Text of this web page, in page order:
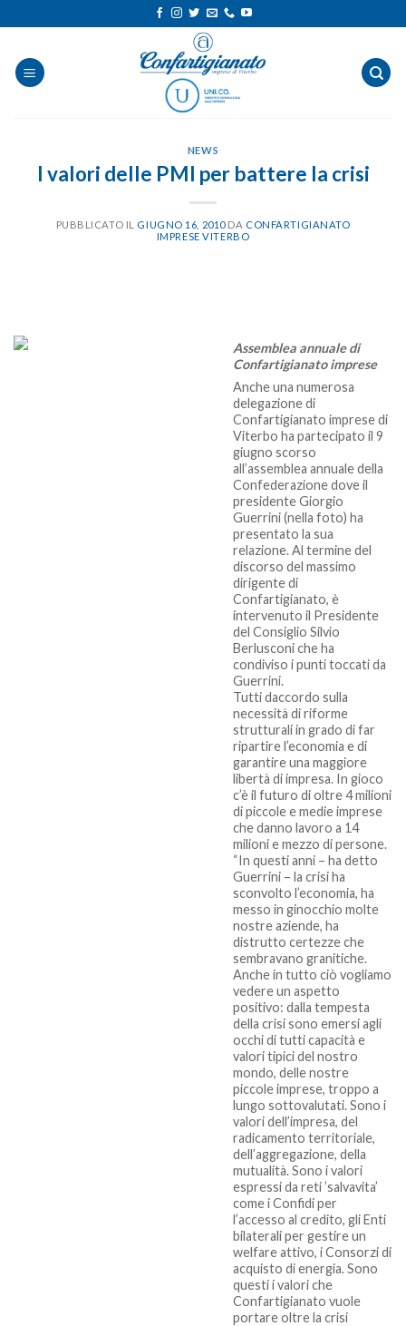
ai
contenuti
NEWS
I valori delle PMI per battere la crisi
PUBBLICATO IL GIUGNO 16, 2010 DA CONFARTIGIANATO
IMPRESE VITERBO
Assemblea annuale di
Confartigianato imprese
Anche una numerosa
delegazione di
Confartigianato imprese di
Viterbo ha partecipato il 9
giugno scorso
all’assemblea annuale della
Confederazione dove il
presidente Giorgio
Guerrini (nella foto) ha
presentato la sua
relazione. Al termine del
discorso del massimo
dirigente di
Confartigianato, è
intervenuto il Presidente
del Consiglio Silvio
Berlusconi che ha
condiviso i punti toccati da
Guerrini.
Tutti daccordo sulla
necessità di riforme
strutturali in grado di far
ripartire l’economia e di
garantire una maggiore
libertà di impresa. In gioco
c’è il futuro di oltre 4 milioni
di piccole e medie imprese
che danno lavoro a 14
milioni e mezzo di persone.
“In questi anni – ha detto
Guerrini – la crisi ha
sconvolto l’economia, ha
messo in ginocchio molte
nostre aziende, ha
distrutto certezze che
sembravano granitiche.
Anche in tutto ciò vogliamo
vedere un aspetto
positivo: dalla tempesta
della crisi sono emersi agli
occhi di tutti capacità e
valori tipici del nostro
mondo, delle nostre
piccole imprese, troppo a
lungo sottovalutati. Sono i
valori dell’impresa, del
radicamento territoriale,
dell’aggregazione, della
mutualità. Sono i valori
espressi da reti ’salvavita’
come i Confidi per
l’accesso al credito, gli Enti
bilaterali per gestire un
welfare attivo, i Consorzi di
acquisto di energia. Sono
questi i valori che
Confartigianato vuole
portare oltre la crisi